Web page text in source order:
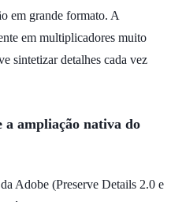
em grande formato. A
em multiplicadores muito
sintetizar detalhes cada vez
a ampliação nativa do
Adobe (Preserve Details 2.0 e